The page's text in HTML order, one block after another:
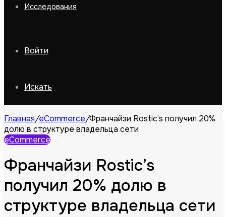
Исследования
Войти
Искать
Главная/eCommerce/Франчайзи Rostic’s получил 20%
долю в структуре владельца сети
eCommerce
Франчайзи Rostic’s
получил 20% долю в
структуре владельца сети